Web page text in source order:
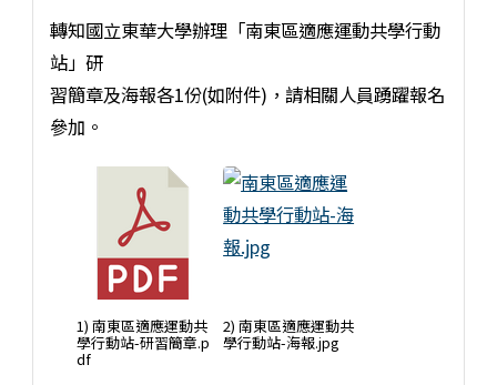
轉知國立東華大學辦理「南東區適應運動共學行動
站」研
習簡章及海報各1份(如附件)，請相關人員踴躍報名
參加。
1) 南東區適應運動共
學行動站-研習簡章.p
df
2) 南東區適應運動共
學行動站-海報.jpg